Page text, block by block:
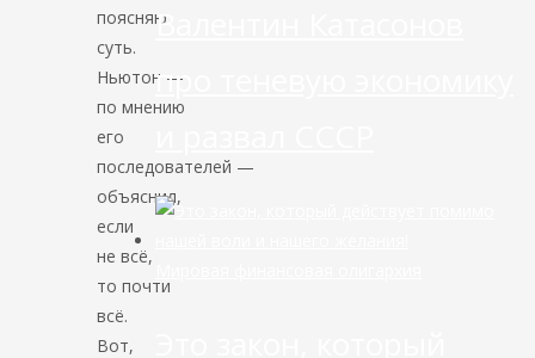
поясняю
суть.
Ньютон —
по мнению
его
последователей —
объяснил,
если
не всё,
то почти
всё.
Вот,
Валентин Катасонов
про теневую экономику